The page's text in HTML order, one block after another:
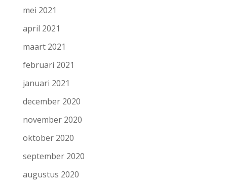
mei 2021
april 2021
maart 2021
februari 2021
januari 2021
december 2020
november 2020
oktober 2020
september 2020
augustus 2020